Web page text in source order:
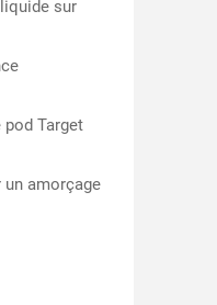
sur
Target
amorçage